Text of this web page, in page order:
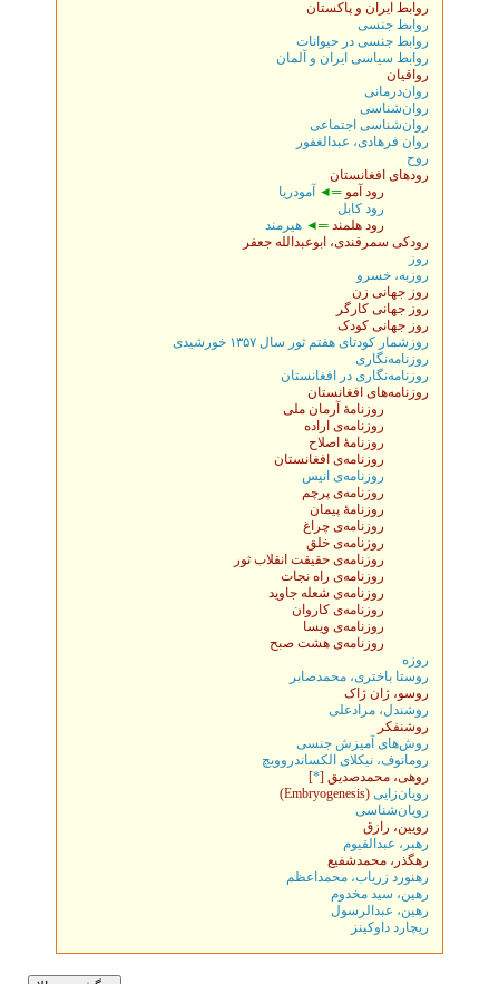
روابط ايران و پاکستان
روابط جنسی
روابط جنسی در حیوانات
روابط سياسی ايران و آلمان
رواقیان
روان‌درمانی
روان‌شناسی
روان‌شناسی اجتماعی
روان فرهادی، عبدالغفور
روح
رودهای افغانستان
رود آمو ═◄ آمودريا
رود کابل
رود هلمند ═◄ هيرمند
رودکی سمرقندی، ابوعبدالله جعفر
روز
روزبه، خسرو
روز جهانی زن
روز جهانی کارگر
روز جهانی کودک
روزشمار کودتای هفتم ثور سال ۱۳۵۷ خورشیدی
روزنامه‌نگاری
روزنامه‌نگاری در افغانستان
روزنامه‌های افغانستان
روزنامهٔ آرمان ملی
روزنامه‌ی اراده
روزنامهٔ اصلاح
روزنامه‌ی افغانستان
روزنامه‌ی انيس
روزنامه‌ی پرچم
روزنامهٔ پیمان
روزنامه‌ی چراغ
روزنامه‌ی خلق
روزنامه‌ی حقيقت انقلاب ثور
روزنامه‌ی راه نجات
روزنامه‌ی شعله جاويد
روزنامه‌ی کاروان
روزنامه‌ی ویسا
روزنامه‌ی هشت صبح
روزه
روستا باختری، محمدصابر
روسو، ژان ژاک
روشندل، مرادعلی
روشنفکر
روش‌های آمیزش جنسی
رومانوف، نيکلای الکساندروويچ
روهی، محمدصديق [*
]
رویان‌زایی (Embryogenesis)
رویان‌شناسی
رويين، رازق
رهبر، عبدالقيوم
رهگذر، محمدشفیع
رهنورد زرياب، محمداعظم
رهين، سید مخدوم
رهين، عبدالرسول
ریچارد داوکینز